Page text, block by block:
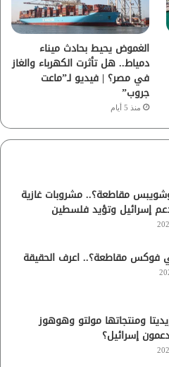
الغموض يحيط بحادث ميناء
دمياط.. هل تأثرت الكهرباء والغاز
في مصر؟ | فيديو لـ”ماعت
جروب”
منذ 5 أيام
مقاطعة؟.. مشروبات غازية
إسرائيل وتؤيد فلسطين
مقاطعة؟.. اعرف الحقيقة
ومنتجاتها مولتو وهوهوز
إسرائيل؟